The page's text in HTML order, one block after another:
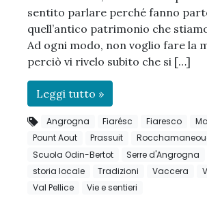
sentito parlare perché fanno
quell’antico patrimonio che
Ad ogni modo, non voglio fare la
perciò vi rivelo subito che si […]
Leggi tutto »
Angrogna Fiarésc Fiaresco
Pount Aout
Prassuit
Scuola Odin-Bertot
Serre d'Angrogna
storia locale
Tradizioni Vaccera
Val Pellice
Vie e sentieri